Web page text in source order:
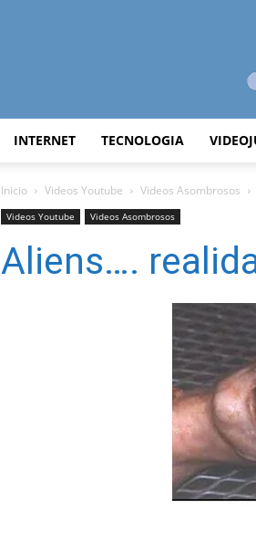
INTERNET TECNOLOGIA
Inicio Videos Youtube Videos Asombrosos
Videos Youtube Videos Asombrosos
Aliens….